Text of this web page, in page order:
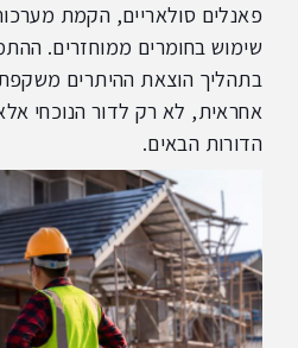
פאנלים סולאריים, הקמת
שימוש בחומרים ממוחזרים.
בתהליך הוצאת ההיתרים
אחראית, לא רק לדור הנוכחי
הדורות הבאים.